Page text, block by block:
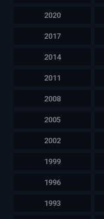
2020
2017
2014
2011
2008
2005
2002
1999
1996
1993